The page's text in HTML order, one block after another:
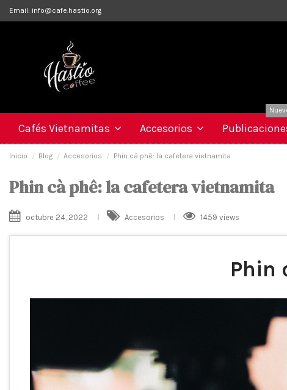
Email: info@cafe.hastio.org
Cafés Vietnamitas Accesorios
Inicio Blog Accesorios Phin cà phê: la cafetera vietnamita
Phin cà phê: la cafetera vietnamita
octubre 24, 2022 Accesorios 1459 views
Phin